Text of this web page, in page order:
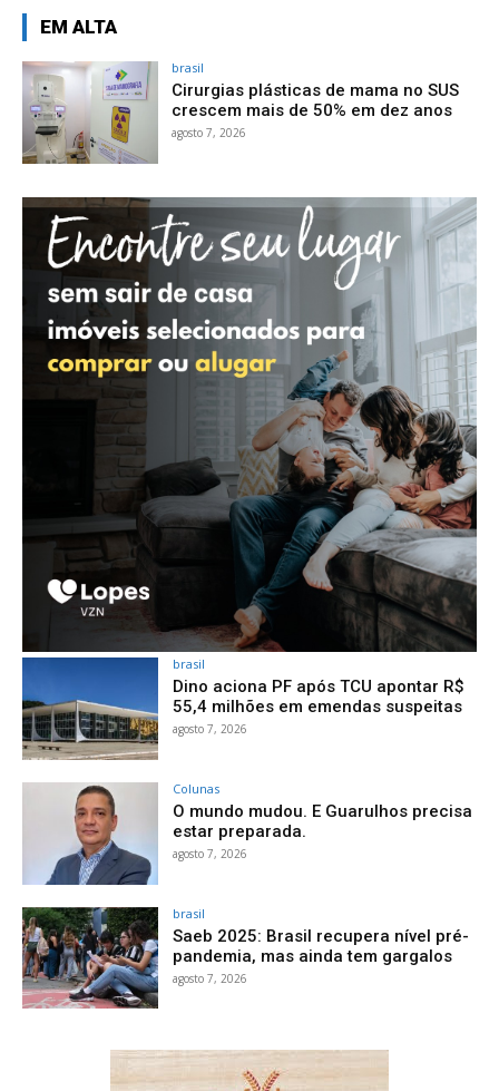
EM ALTA
brasil
Cirurgias plásticas de mama no SUS
crescem mais de 50% em dez anos
agosto 7, 2026
brasil
Dino aciona PF após TCU apontar R$
55,4 milhões em emendas suspeitas
agosto 7, 2026
Colunas
O mundo mudou. E Guarulhos precisa
estar preparada.
agosto 7, 2026
brasil
Saeb 2025: Brasil recupera nível pré-
pandemia, mas ainda tem gargalos
agosto 7, 2026